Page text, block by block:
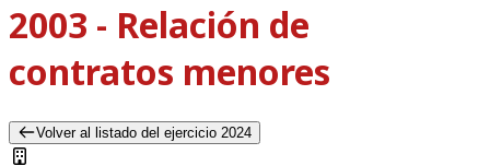
2003 - Relación de
contratos menores
Volver al listado del ejercicio 2024